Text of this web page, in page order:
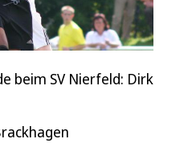
beim SV Nierfeld: Dirk